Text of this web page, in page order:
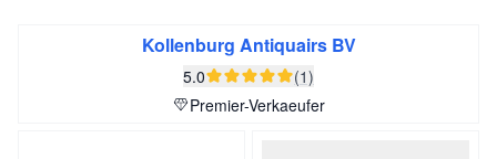
geriffeltem Profil.Kollenburg Antiquairs BV
5.0
(1)
Premier-Verkaeufer